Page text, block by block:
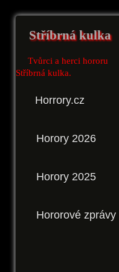
Stříbrná kulka
Tvůrci a herci hororu
Stříbrná kulka.
Horrory.cz
Horory 2026
Horory 2025
Hororové zprávy